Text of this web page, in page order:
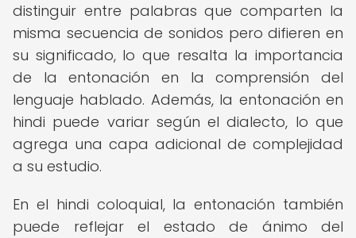
distinguir entre palabras que comparten la
misma secuencia de sonidos pero difieren en
su significado, lo que resalta la importancia
de la entonación en la comprensión del
lenguaje hablado. Además, la entonación en
hindi puede variar según el dialecto, lo que
agrega una capa adicional de complejidad
a su estudio.
En el hindi coloquial, la entonación también
puede reflejar el estado de ánimo del